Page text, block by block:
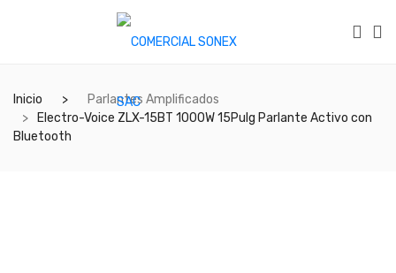
Inicio
Parlantes Amplificados
Electro-Voice ZLX-15BT 1000W 15Pulg Parlante Activo con
Bluetooth